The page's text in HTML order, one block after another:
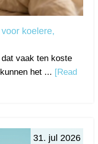
koelere,
vaak ten koste
het ... [Read
31. jul 2026